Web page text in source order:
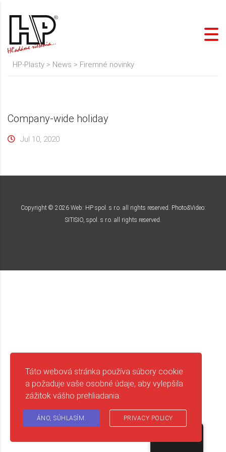
HP-Plasty > News > Firemné novinky
Company-wide holiday
Jul 10, 2020
Copyright © 2026 Web: HP spol. s r.o. all rights reserved. Photo&Video:
SITISIO, spol. s r.o. all rights reserved.
Táto webová stránka používa súbory cookie
a požaduje vaše osobné údaje, aby vylepšila
zážitok vášho prehliadania.
ÁNO, SÚHLASÍM. PRIVACY POLICY